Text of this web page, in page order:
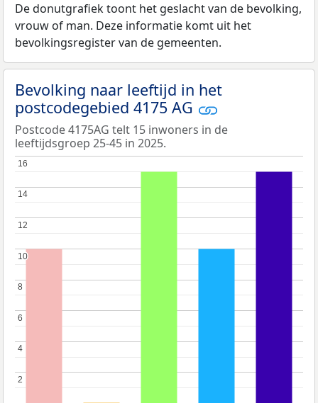
De donutgrafiek toont het geslacht van de bevolking,
vrouw of man. Deze informatie komt uit het
bevolkingsregister van de gemeenten.
Bevolking naar leeftijd in het
postcodegebied 4175 AG
Postcode 4175AG telt 15 inwoners in de
leeftijdsgroep 25-45 in 2025.
2
2
4
4
6
6
8
8
10
10
12
12
14
14
16
16